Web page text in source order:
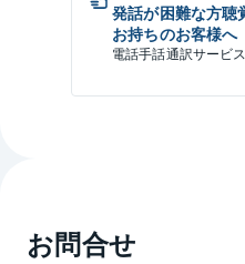
発話が困難な方聴
お持ちのお客様へ
電話手話通訳サービ
お問合せ